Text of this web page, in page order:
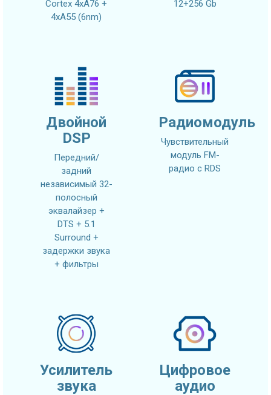
Cortex 4xA76 +
4xA55 (6nm)
12+256 Gb
Двойной
DSP
Передний/
задний
независимый 32-
полосный
эквалайзер +
DTS + 5.1
Surround +
задержки звука
+ фильтры
Радиомодуль
Чувствительный
модуль FM-
радио с RDS
Усилитель
звука
Цифровое
аудио